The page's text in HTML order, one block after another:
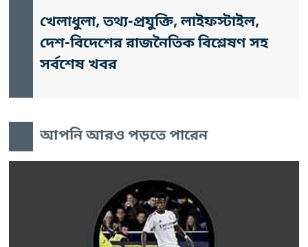
খেলাধুলা, তথ্য-প্রযুক্তি, লাইফস্টাইল,
দেশ-বিদেশের রাজনৈতিক বিশ্লেষণ সহ
সর্বশেষ খবর
আপনি আরও পড়তে পারেন